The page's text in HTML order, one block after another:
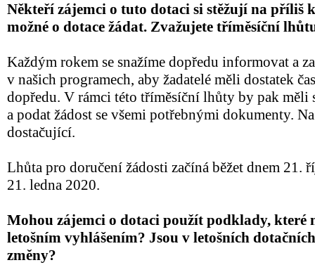
Někteří zájemci o tuto dotaci si stěžují na příliš
možné o dotace žádat. Zvažujete tříměsíční
Každým rokem se snažíme dopředu informovat a
v našich programech, aby žadatelé měli dostatek
dopředu. V rámci této tříměsíční lhůty by pak měli
a podat žádost se všemi potřebnými dokumenty.
dostačující.
Lhůta pro doručení žádosti začíná běžet dnem 21.
21. ledna 2020.
Mohou zájemci o dotaci použít podklady, které
letošním vyhlášením? Jsou v letošních
změny?